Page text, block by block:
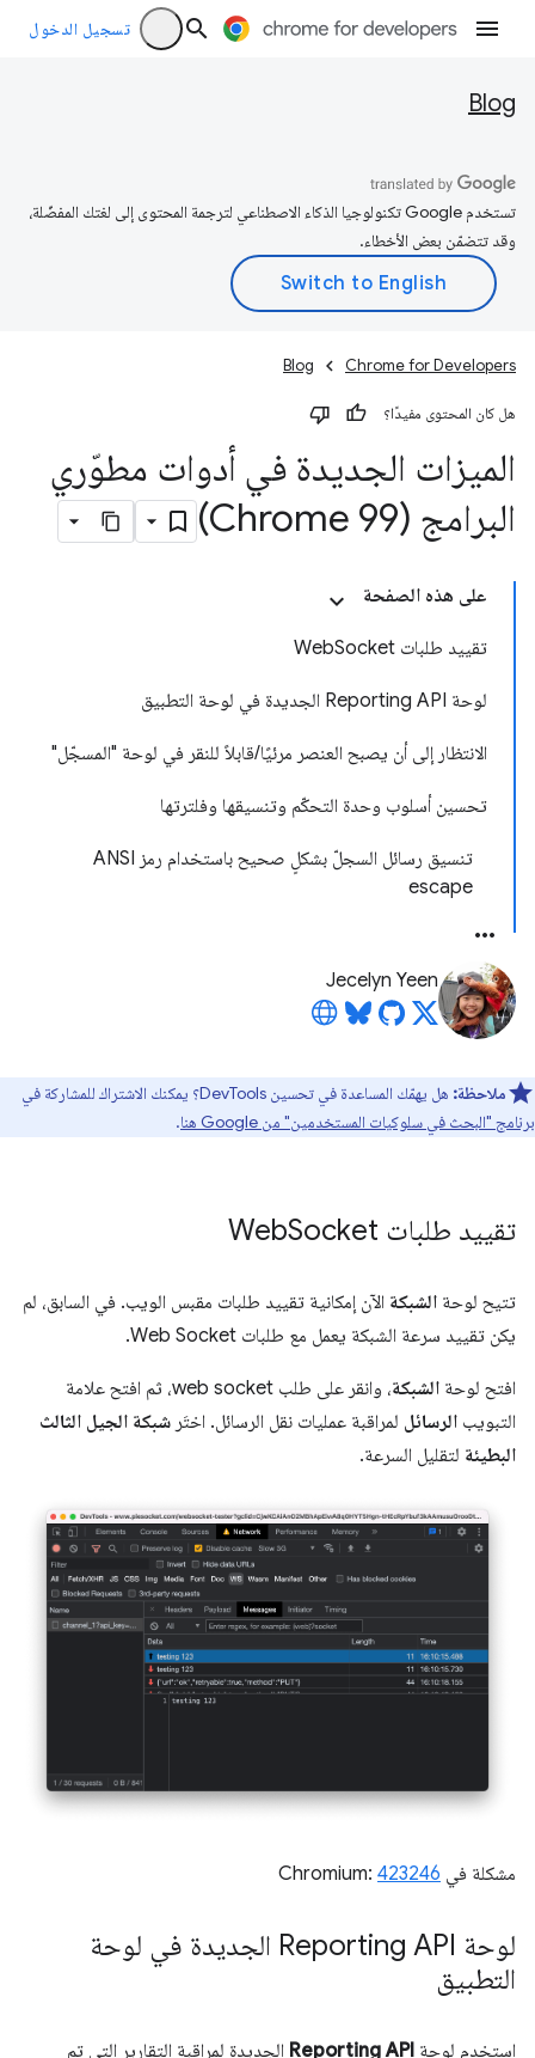
تسجيل الدخول
Blog
تستخدم Google تكنولوجيا الذكاء الاصطناعي لترجمة المحتوى إلى لغتك المفضّلة،
وقد تتضمّن بعض الأخطاء.
Chrome for Developers
Blog
هل كان المحتوى مفيدًا؟
الميزات الجديدة في أدوات مطوّري
البرامج (Chrome 99)
على هذه الصفحة
تقييد طلبات WebSocket
لوحة Reporting API الجديدة في لوحة التطبيق
الانتظار إلى أن يصبح العنصر مرئيًا/قابلاً للنقر في لوحة "المسجّل"
تحسين أسلوب وحدة التحكّم وتنسيقها وفلترتها
تنسيق رسائل السجلّ بشكلٍ صحيح باستخدام رمز ANSI
escape
Jecelyn Yeen
ملاحظة: هل يهمّك المساعدة في تحسين DevTools؟ يمكنك الاشتراك للمشاركة في
برنامج "البحث في سلوكيات المستخدمين" من Google هنا
.
تقييد طلبات Web Socket
تتيح لوحة الشبكة الآن إمكانية تقييد طلبات مقبس الويب. في السابق، لم
يكن تقييد سرعة الشبكة يعمل مع طلبات Web Socket.
افتح لوحة الشبكة
، وانقر على طلب web socket، ثم افتح علامة
التبويب الرسائل لمراقبة عمليات نقل الرسائل. اختَر شبكة الجيل الثالث
البطيئة لتقليل السرعة.
مشكلة في Chromium: 423246
لوحة Reporting API الجديدة في لوحة
التطبيق
استخدِم لوحة Reporting API الجديدة لمراقبة التقارير التي تم